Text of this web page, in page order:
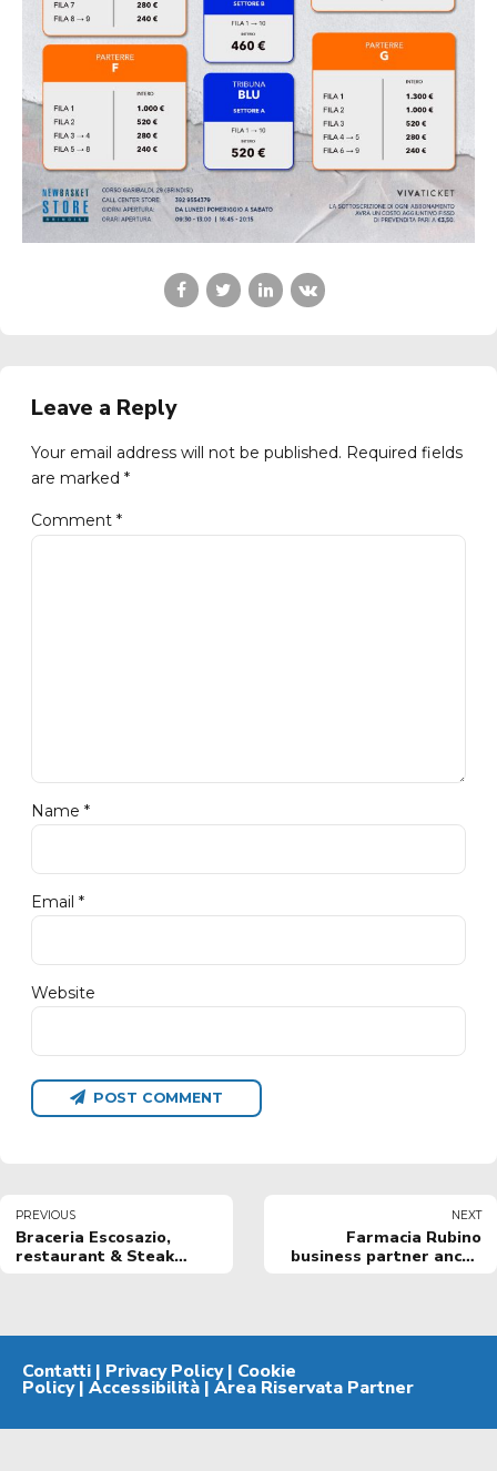
Leave a Reply
Your email address will not be published. Required fields
are marked *
Comment *
Name *
Email *
Website
POST COMMENT
PREVIOUS
Braceria Escosazio,
restaurant & Steak
NEXT
Farmacia Rubino
business partner anche
Contatti | Privacy Policy| Cookie
Policy| Accessibilità | Area Riservata Partner